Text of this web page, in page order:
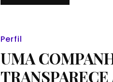
Perfil
UMA